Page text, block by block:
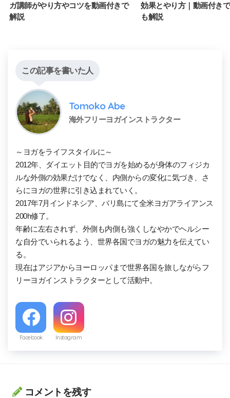
ガ講師がやり方やコツを動画付きで
解説
効果とやり方｜動画付き
も解説
この記事を書いた人
Tomoko Abe
海外フリーヨガインストラクター
～ヨガをライフスタイルに～
2012年、ダイエット目的でヨガを始めるが身体のフィジカ
ルな外側の効果だけでなく、内側からの変化に気づき、さ
らにヨガの世界に引き込まれていく。
2017年7月インドネシア、バリ島にて全米ヨガアライアンス
200h修了。
年齢に左右されず、外側も内側も強くしなやかでヘルシー
な自分でいられるよう、世界各国でヨガの魅力を伝えてい
る。
現在はアジアからヨーロッパまで世界各国を旅しながらフ
リーヨガインストラクターとして活動中。
Facebook Instagram
コメントを残す